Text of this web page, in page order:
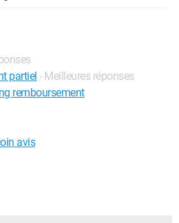
partiel - Meilleures réponses
remboursement
avis